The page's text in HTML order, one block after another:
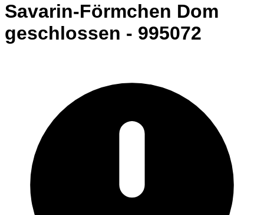
Savarin-Förmchen Dom
geschlossen - 995072